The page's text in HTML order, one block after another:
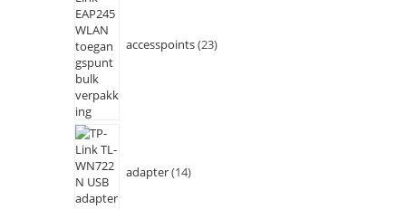
accesspoints 23
adapter 14